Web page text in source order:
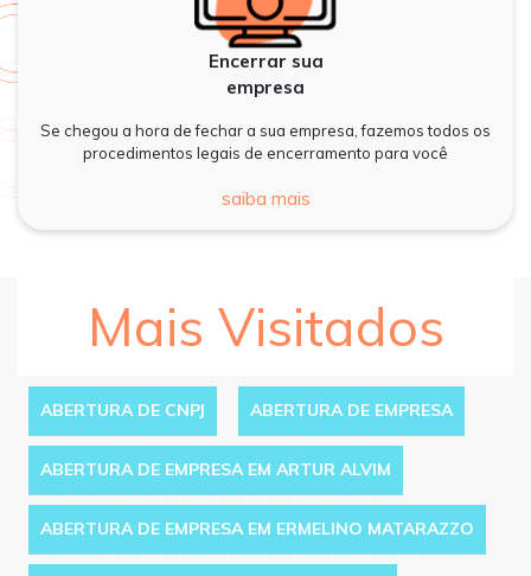
Encerrar sua
empresa
Se chegou a hora de fechar a sua empresa, fazemos todos os
procedimentos legais de encerramento para você
saiba mais
Mais Visitados
ABERTURA DE CNPJ ABERTURA DE EMPRESA
ABERTURA DE EMPRESA EM ARTUR ALVIM
ABERTURA DE EMPRESA EM ERMELINO MATARAZZO